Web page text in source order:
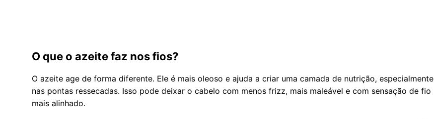
O que o azeite faz nos fios?
O azeite age de forma diferente. Ele é mais oleoso e ajuda a criar uma camada de nutrição, especialmente
nas pontas ressecadas. Isso pode deixar o cabelo com menos frizz, mais maleável e com sensação de fio
mais alinhado.